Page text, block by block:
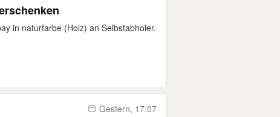
in naturfarbe (Holz) an Selbstabholer.
Gestern, 17:07